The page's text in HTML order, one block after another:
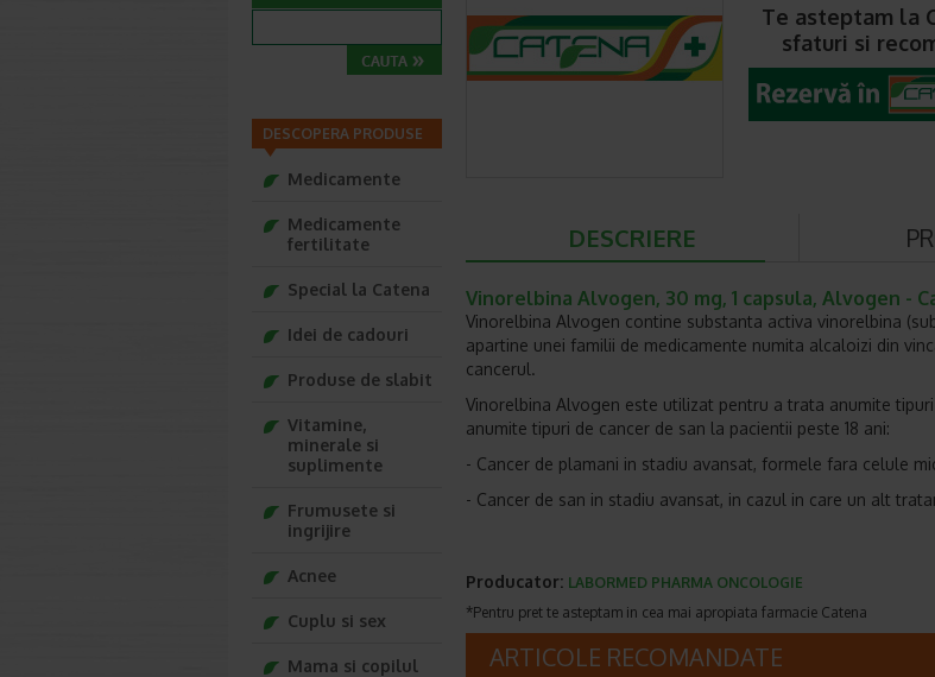
Te asteptam la
sfaturi si
DESCRIERE
Vinorelbina Alvogen, 30 mg, 1 capsula, Alvogen -
Vinorelbina Alvogen contine substanta activa vinorelbina
apartine unei familii de medicamente numita alcaloizi din
cancerul.
Vinorelbina Alvogen este utilizat pentru a trata anumite
anumite tipuri de cancer de san la pacientii peste 18 ani:
- Cancer de plamani in stadiu avansat, formele fara celule
- Cancer de san in stadiu avansat, in cazul in care un alt
Producator: LABORMED PHARMA ONCOLOGIE
*Pentru pret te asteptam in cea mai apropiata farmacie Catena
ARTICOLE RECOMANDATE
DESCOPERA PRODUSE
Medicamente
Medicamente
fertilitate
Special la Catena
Idei de cadouri
Produse de slabit
Vitamine,
minerale si
suplimente
Frumusete si
ingrijire
Acnee
Cuplu si sex
Mama si copilul